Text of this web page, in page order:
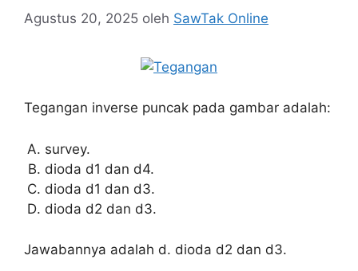
Agustus 20, 2025 oleh SawTak Online
Tegangan inverse puncak pada gambar adalah:
survey.
dioda d1 dan d4.
dioda d1 dan d3.
dioda d2 dan d3.
Jawabannya adalah d. dioda d2 dan d3.